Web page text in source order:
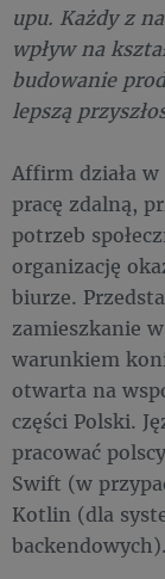
upu. Każdy z
wpływ na
budowanie
lepszą
Affirm działa
pracę zdalną,
potrzeb
organizację
biurze.
zamieszkanie
warunkiem
otwarta na
części Polski.
pracować
Swift (w
Kotlin (dla
backendowych).